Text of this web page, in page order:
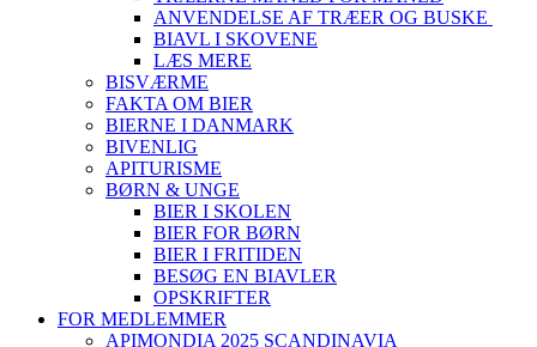
ANVENDELSE AF TRÆER OG BUSKE
BIAVL I SKOVENE
LÆS MERE
BISVÆRME
FAKTA OM BIER
BIERNE I DANMARK
BIVENLIG
APITURISME
BØRN & UNGE
BIER I SKOLEN
BIER FOR BØRN
BIER I FRITIDEN
BESØG EN BIAVLER
OPSKRIFTER
FOR MEDLEMMER
APIMONDIA 2025 SCANDINAVIA